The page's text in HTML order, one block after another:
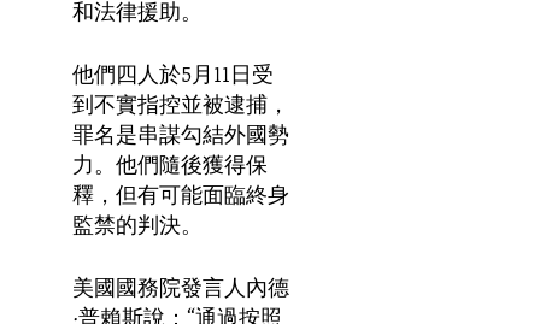
和法律援助。
他們四人於5月11日受
到不實指控並被逮捕，
罪名是串謀勾結外國勢
力。他們隨後獲得保
釋，但有可能面臨終身
監禁的判決。
美國國務院發言人內德